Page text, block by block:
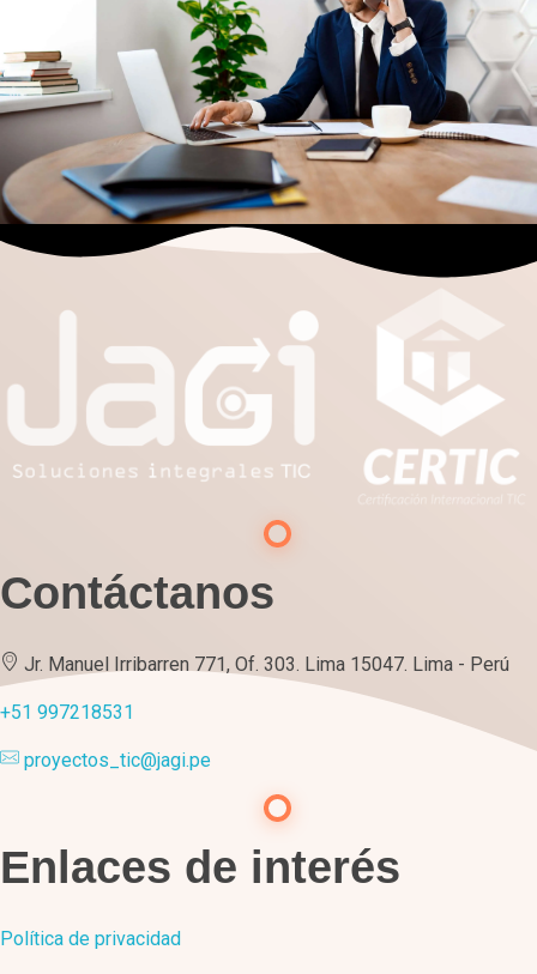
Contáctanos
Jr. Manuel Irribarren 771, Of. 303. Lima 15047. Lima - Perú
+51 997218531
proyectos_tic@jagi.pe
Enlaces de interés
Política de privacidad